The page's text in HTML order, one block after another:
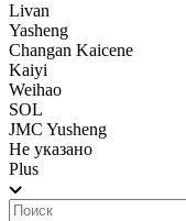
Livan
Yasheng
Changan Kaicene
Kaiyi
Weihao
SOL
JMC Yusheng
Не указано
Plus